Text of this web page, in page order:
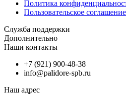
Политика
Пользовательское соглашение
Служба поддержки
Дополнительно
Наши контакты
+7 (921) 900-48-38
info@palidore-spb.ru
Наш адрес